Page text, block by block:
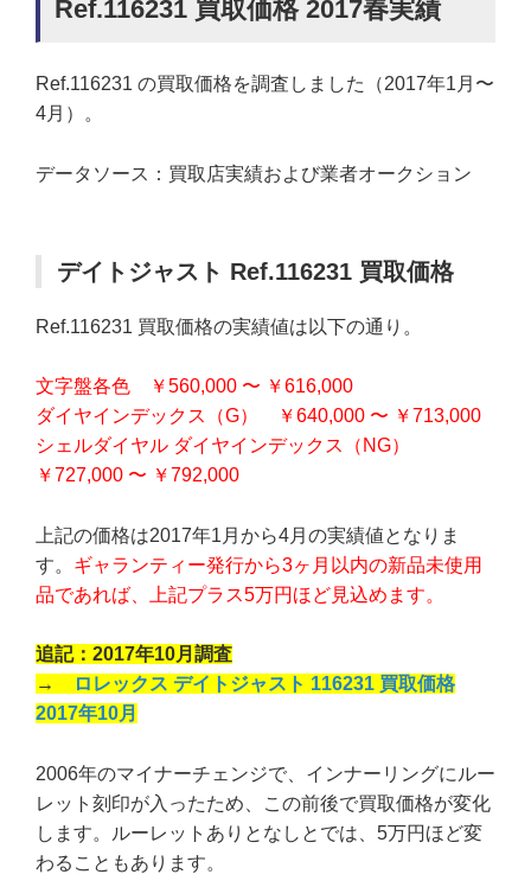
Ref.116231 買取価格 2017春実績
Ref.116231 の買取価格を調査しました（2017年1月〜
4月）。
データソース：買取店実績および業者オークション
デイトジャスト Ref.116231 買取価格
Ref.116231 買取価格の実績値は以下の通り。
文字盤各色 ￥560,000 〜 ￥616,000
ダイヤインデックス（G） ￥640,000 〜 ￥713,000
シェルダイヤル ダイヤインデックス（NG）
￥727,000 〜 ￥792,000
上記の価格は2017年1月から4月の実績値となりま
す。 ギャランティー発行から3ヶ月以内の新品未使用
品であれば、上記プラス5万円ほど見込めます。
追記：2017年10月調査
→
ロレックス デイトジャスト 116231 買取価格
2017年10月
2006年のマイナーチェンジで、インナーリングにルー
レット刻印が入ったため、この前後で買取価格が変化
します。ルーレットありとなしとでは、5万円ほど変
わることもあります。